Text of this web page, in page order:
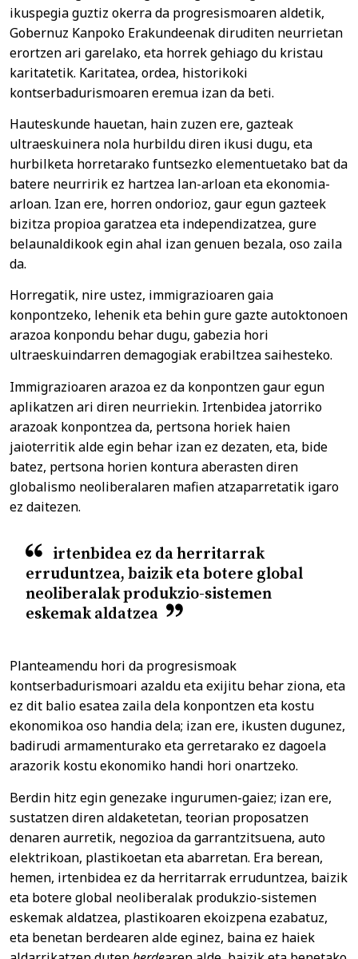
ikuspegia guztiz okerra da progresismoaren aldetik,
Gobernuz Kanpoko Erakundeenak diruditen neurrietan
erortzen ari garelako, eta horrek gehiago du kristau
karitatetik. Karitatea, ordea, historikoki
kontserbadurismoaren eremua izan da beti.
Hauteskunde hauetan, hain zuzen ere, gazteak
ultraeskuinera nola hurbildu diren ikusi dugu, eta
hurbilketa horretarako funtsezko elementuetako bat da
batere neurririk ez hartzea lan-arloan eta ekonomia-
arloan. Izan ere, horren ondorioz, gaur egun gazteek
bizitza propioa garatzea eta independizatzea, gure
belaunaldikook egin ahal izan genuen bezala, oso zaila
da.
Horregatik, nire ustez, immigrazioaren gaia
konpontzeko, lehenik eta behin gure gazte autoktonoen
arazoa konpondu behar dugu, gabezia hori
ultraeskuindarren demagogiak erabiltzea saihesteko.
Immigrazioaren arazoa ez da konpontzen gaur egun
aplikatzen ari diren neurriekin. Irtenbidea jatorriko
arazoak konpontzea da, pertsona horiek haien
jaioterritik alde egin behar izan ez dezaten, eta, bide
batez, pertsona horien kontura aberasten diren
globalismo neoliberalaren mafien atzaparretatik igaro
ez daitezen.
irtenbidea ez da herritarrak
erruduntzea, baizik eta botere global
neoliberalak produkzio-sistemen
eskemak aldatzea
Planteamendu hori da progresismoak
kontserbadurismoari azaldu eta exijitu behar ziona, eta
ez dit balio esatea zaila dela konpontzen eta kostu
ekonomikoa oso handia dela; izan ere, ikusten dugunez,
badirudi armamenturako eta gerretarako ez dagoela
arazorik kostu ekonomiko handi hori onartzeko.
Berdin hitz egin genezake ingurumen-gaiez; izan ere,
sustatzen diren aldaketetan, teorian proposatzen
denaren aurretik, negozioa da garrantzitsuena, auto
elektrikoan, plastikoetan eta abarretan. Era berean,
hemen, irtenbidea ez da herritarrak erruduntzea, baizik
eta botere global neoliberalak produkzio-sistemen
eskemak aldatzea, plastikoaren ekoizpena ezabatuz,
eta benetan berdearen alde eginez, baina ez haiek